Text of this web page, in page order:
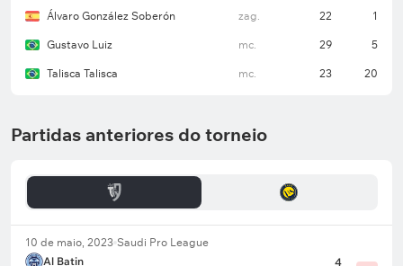
Álvaro González Soberón zag. 22 1
Gustavo Luiz mc. 29 5
Talisca Talisca mc. 23 20
Partidas anteriores do torneio
10 de maio, 2023 Saudi Pro League
Al Batin
4